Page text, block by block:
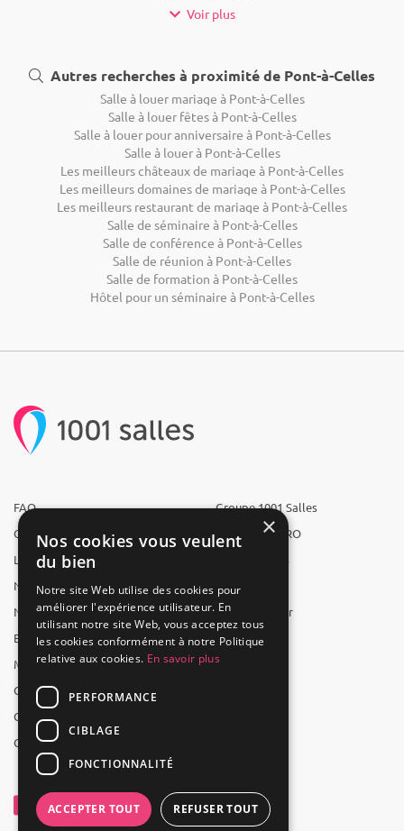
Voir plus
Autres recherches à proximité de Pont-à-Celles
Salle à louer mariage à Pont-à-Celles
Salle à louer fêtes à Pont-à-Celles
Salle à louer pour anniversaire à Pont-à-Celles
Salle à louer à Pont-à-Celles
Les meilleurs châteaux de mariage à Pont-à-Celles
Les meilleurs domaines de mariage à Pont-à-Celles
Les meilleurs restaurant de mariage à Pont-à-Celles
Salle de séminaire à Pont-à-Celles
Salle de conférence à Pont-à-Celles
Salle de réunion à Pont-à-Celles
Salle de formation à Pont-à-Celles
Hôtel pour un séminaire à Pont-à-Celles
FAQ
Qui sommes-nous ?
L'équipe
Nous recrutons
Nos partenaires
Espace presse
Mentions légales
CGV
CGU
Contact
Groupe 1001 Salles
1001 Salles PRO
1001 Traiteurs
1001 Artistes
Reserverunbar
MP2
×
Nos cookies vous veulent
du bien
Notre site Web utilise des cookies pour
améliorer l'expérience utilisateur. En
utilisant notre site Web, vous acceptez tous
les cookies conformément à notre Politique
relative aux cookies. En savoir plus
PERFORMANCE
CIBLAGE
FONCTIONNALITÉ
ACCEPTER TOUT REFUSER TOUT